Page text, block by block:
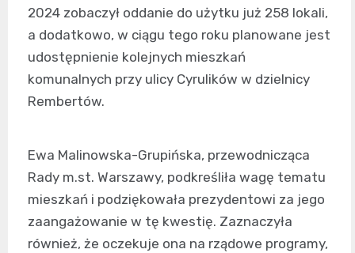
2024 zobaczył oddanie do użytku już 258 lokali,
a dodatkowo, w ciągu tego roku planowane jest
udostępnienie kolejnych mieszkań
komunalnych przy ulicy Cyrulików w dzielnicy
Rembertów.
Ewa Malinowska-Grupińska, przewodnicząca
Rady m.st. Warszawy, podkreśliła wagę tematu
mieszkań i podziękowała prezydentowi za jego
zaangażowanie w tę kwestię. Zaznaczyła
również, że oczekuje ona na rządowe programy,